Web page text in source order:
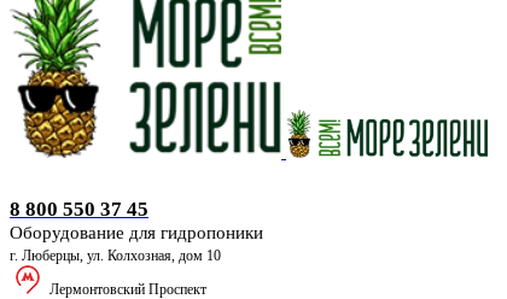
8 800 550 37 45
Оборудование для гидропоники
г. Люберцы, ул. Колхозная, дом 10
Лермонтовский Проспект